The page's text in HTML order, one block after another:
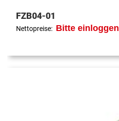
FZB04-01
Nettopreise: Bitte einloggen